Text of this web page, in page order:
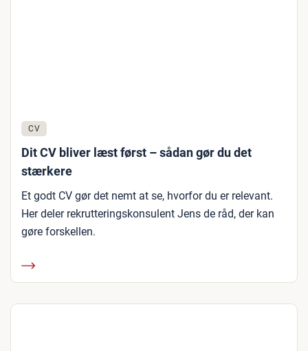
CV
Dit CV bliver læst først – sådan gør du det
stærkere
Et godt CV gør det nemt at se, hvorfor du er relevant.
Her deler rekrutteringskonsulent Jens de råd, der kan
gøre forskellen.